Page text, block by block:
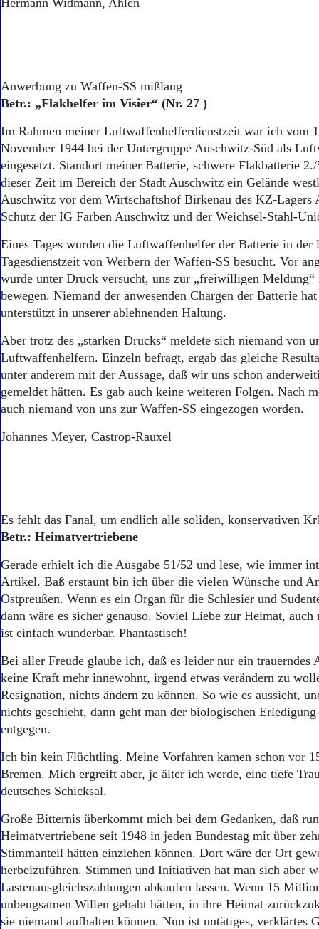
Hermann Widmann, Ahlen
Anwerbung zu Waffen-SS mißlang
Betr.: „Flakhelfer im Visier“ (Nr. 27 )
Im Rahmen meiner Luftwaffenhelferdienstzeit war ich vom
November 1944 bei der Untergruppe Auschwitz-Süd als
eingesetzt. Standort meiner Batterie, schwere Flakbatterie
dieser Zeit im Bereich der Stadt Auschwitz ein Gelände
Auschwitz vor dem Wirtschaftshof Birkenau des KZ-Lagers
Schutz der IG Farben Auschwitz und der Weichsel-Stahl-
Eines Tages wurden die Luftwaffenhelfer der Batterie in der
Tagesdienstzeit von Werbern der Waffen-SS besucht. Vor
wurde unter Druck versucht, uns zur „freiwilligen Meldung“
bewegen. Niemand der anwesenden Chargen der Batterie
unterstützt in unserer ablehnenden Haltung.
Aber trotz des „starken Drucks“ meldete sich niemand von
Luftwaffenhelfern. Einzeln befragt, ergab das gleiche
unter anderem mit der Aussage, daß wir uns schon
gemeldet hätten. Es gab auch keine weiteren Folgen. Nach
auch niemand von uns zur Waffen-SS eingezogen worden.
Johannes Meyer, Castrop-Rauxel
Es fehlt das Fanal, um endlich alle soliden, konservativen
Betr.: Heimatvertriebene
Gerade erhielt ich die Ausgabe 51/52 und lese, wie immer
Artikel. Baß erstaunt bin ich über die vielen Wünsche und
Ostpreußen. Wenn es ein Organ für die Schlesier und
dann wäre es sicher genauso. Soviel Liebe zur Heimat, auch
ist einfach wunderbar. Phantastisch!
Bei aller Freude glaube ich, daß es leider nur ein trauerndes
keine Kraft mehr innewohnt, irgend etwas verändern zu
Resignation, nichts ändern zu können. So wie es aussieht,
nichts geschieht, dann geht man der biologischen
entgegen.
Ich bin kein Flüchtling. Meine Vorfahren kamen schon vor
Bremen. Mich ergreift aber, je älter ich werde, eine tiefe
deutsches Schicksal.
Große Bitternis überkommt mich bei dem Gedanken, daß
Heimatvertriebene seit 1948 in jeden Bundestag mit über
Stimmanteil hätten einziehen können. Dort wäre der Ort
herbeizuführen. Stimmen und Initiativen hat man sich aber
Lastenausgleichszahlungen abkaufen lassen. Wenn 15
unbeugsamen Willen gehabt hätten, in ihre Heimat
sie niemand aufhalten können. Nun ist untätiges, verklärtes